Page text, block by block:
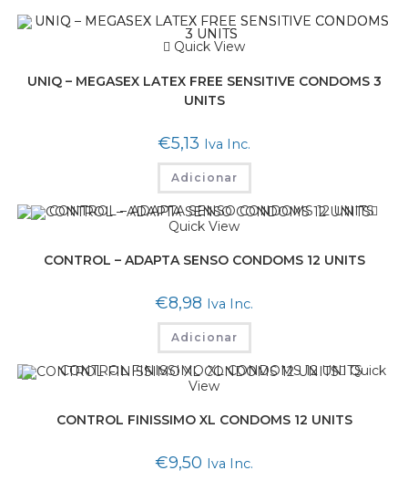
Quick View
UNIQ – MEGASEX LATEX FREE SENSITIVE CONDOMS 3
UNITS
€5,13 Iva Inc.
Adicionar
Quick View
CONTROL – ADAPTA SENSO CONDOMS 12 UNITS
€8,98 Iva Inc.
Adicionar
Quick
View
CONTROL FINISSIMO XL CONDOMS 12 UNITS
€9,50 Iva Inc.